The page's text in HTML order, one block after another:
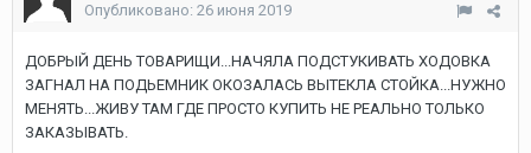
Опубликовано: 26 июня 2019
ДОБРЫЙ ДЕНЬ ТОВАРИЩИ...НАЧЯЛА ПОДСТУКИВАТЬ ХОДОВКА
ЗАГНАЛ НА ПОДЬЕМНИК ОКОЗАЛАСЬ ВЫТЕКЛА СТОЙКА...НУЖНО
МЕНЯТЬ...ЖИВУ ТАМ ГДЕ ПРОСТО КУПИТЬ НЕ РЕАЛЬНО ТОЛЬКО
ЗАКАЗЫВАТЬ.